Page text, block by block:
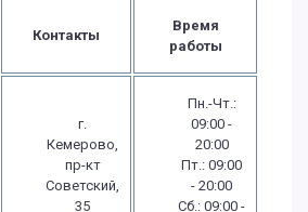
Контакты
Время
работы
г.
Кемерово,
пр-кт
Советский,
35
Пн.-Чт.:
09:00 -
20:00
Пт.: 09:00
- 20:00
Сб.: 09:00 -